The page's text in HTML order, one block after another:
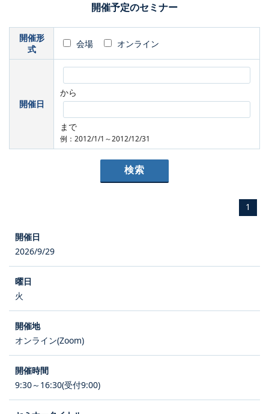
開催予定のセミナー
開催形
式
会場 オンライン
開催日
から
まで
例：2012/1/1～2012/12/31
1
2026/9/29
火
オンライン(Zoom)
9:30～16:30(受付9:00)